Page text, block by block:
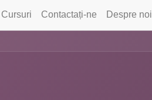
Cursuri Contactați-ne Despre noi